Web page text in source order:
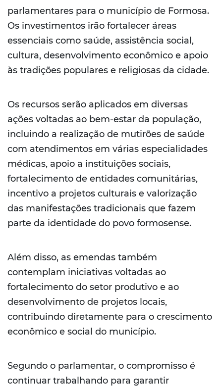
parlamentares para o município de Formosa.
Os investimentos irão fortalecer áreas
essenciais como saúde, assistência social,
cultura, desenvolvimento econômico e apoio
às tradições populares e religiosas da cidade.
Os recursos serão aplicados em diversas
ações voltadas ao bem-estar da população,
incluindo a realização de mutirões de saúde
com atendimentos em várias especialidades
médicas, apoio a instituições sociais,
fortalecimento de entidades comunitárias,
incentivo a projetos culturais e valorização
das manifestações tradicionais que fazem
parte da identidade do povo formosense.
Além disso, as emendas também
contemplam iniciativas voltadas ao
fortalecimento do setor produtivo e ao
desenvolvimento de projetos locais,
contribuindo diretamente para o crescimento
econômico e social do município.
Segundo o parlamentar, o compromisso é
continuar trabalhando para garantir